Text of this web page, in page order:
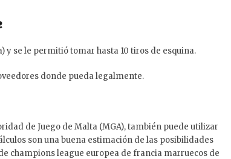
y se le permitió tomar hasta 10 tiros de esquina.
donde pueda legalmente.
de Juego de Malta (MGA), también puede utilizar
son una buena estimación de las posibilidades
champions league europea de francia marruecos de